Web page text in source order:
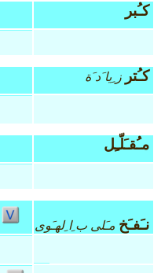
كـُبر
كـُتر ز ِيا َد َة
مـُقـَلّـِل
نـَفـَخ مـَلى ب ِا ِلهـَوى